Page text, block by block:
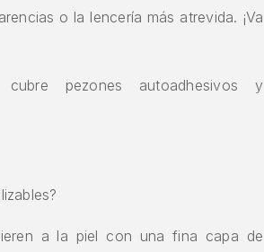
o la lencería más atrevida. ¡Va
pezones autoadhesivos y
a la piel con una fina capa de